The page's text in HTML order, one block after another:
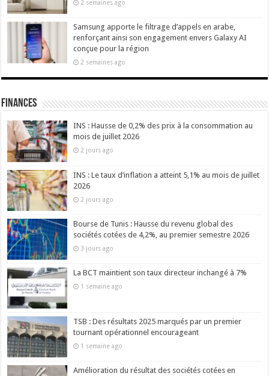
2 semaines ago
Samsung apporte le filtrage d’appels en arabe,
renforçant ainsi son engagement envers Galaxy AI
conçue pour la région
2 semaines ago
Finances
INS : Hausse de 0,2% des prix à la consommation au
mois de juillet 2026
2 jours ago
INS : Le taux d’inflation a atteint 5,1% au mois de juillet
2026
2 jours ago
Bourse de Tunis : Hausse du revenu global des
sociétés cotées de 4,2%, au premier semestre 2026
3 jours ago
La BCT maintient son taux directeur inchangé à 7%
1 semaine ago
TSB : Des résultats 2025 marqués par un premier
tournant opérationnel encourageant
1 semaine ago
Amélioration du résultat des sociétés cotées en